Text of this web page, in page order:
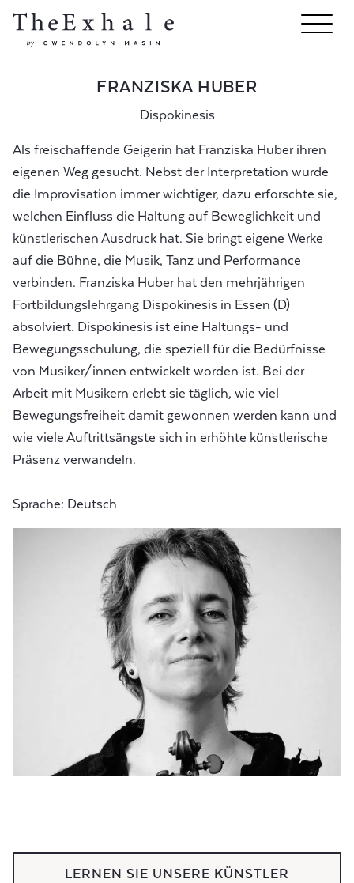
FRANZISKA HUBER
Dispokinesis
Als freischaffende Geigerin hat Franziska Huber ihren
eigenen Weg gesucht. Nebst der Interpretation wurde
die Improvisation immer wichtiger, dazu erforschte sie,
welchen Einfluss die Haltung auf Beweglichkeit und
künstlerischen Ausdruck hat. Sie bringt eigene Werke
auf die Bühne, die Musik, Tanz und Performance
verbinden. Franziska Huber hat den mehrjährigen
Fortbildungslehrgang Dispokinesis in Essen (D)
absolviert. Dispokinesis ist eine Haltungs- und
Bewegungsschulung, die speziell für die Bedürfnisse
von Musiker/innen entwickelt worden ist. Bei der
Arbeit mit Musikern erlebt sie täglich, wie viel
Bewegungsfreiheit damit gewonnen werden kann und
wie viele Auftrittsängste sich in erhöhte künstlerische
Präsenz verwandeln.
Sprache: Deutsch
LERNEN SIE UNSERE KÜNSTLER